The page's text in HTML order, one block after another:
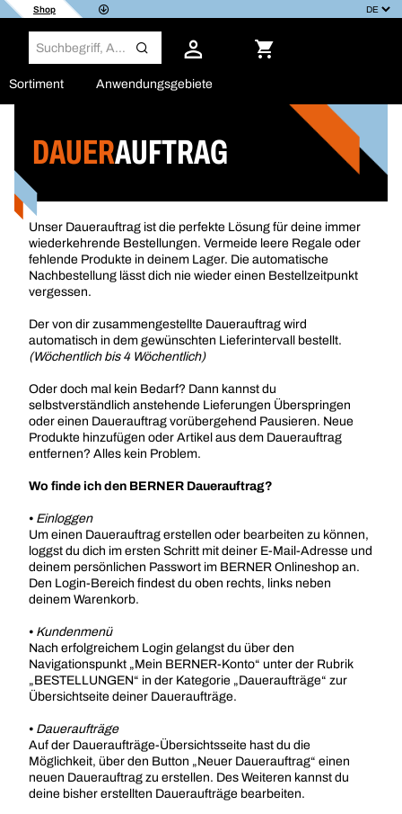
Shop
Sortiment Anwendungsgebiete
DAUERAUFTRAG
Unser Dauerauftrag ist die perfekte Lösung für deine immer
wiederkehrende Bestellungen. Vermeide leere Regale oder
fehlende Produkte in deinem Lager. Die automatische
Nachbestellung lässt dich nie wieder einen Bestellzeitpunkt
vergessen.
Der von dir zusammengestellte Dauerauftrag wird
automatisch in dem gewünschten Lieferintervall bestellt.
(Wöchentlich bis 4 Wöchentlich)
Oder doch mal kein Bedarf? Dann kannst du
selbstverständlich anstehende Lieferungen Überspringen
oder einen Dauerauftrag vorübergehend Pausieren. Neue
Produkte hinzufügen oder Artikel aus dem Dauerauftrag
entfernen? Alles kein Problem.
Wo finde ich den BERNER Dauerauftrag?
⦁ Einloggen
Um einen Dauerauftrag erstellen oder bearbeiten zu können,
loggst du dich im ersten Schritt mit deiner E-Mail-Adresse und
deinem persönlichen Passwort im BERNER Onlineshop an.
Den Login-Bereich findest du oben rechts, links neben
deinem Warenkorb.
⦁ Kundenmenü
Nach erfolgreichem Login gelangst du über den
Navigationspunkt „Mein BERNER-Konto“ unter der Rubrik
„BESTELLUNGEN“ in der Kategorie „Daueraufträge“ zur
Übersichtseite deiner Daueraufträge.
⦁ Daueraufträge
Auf der Daueraufträge-Übersichtsseite hast du die
Möglichkeit, über den Button „Neuer Dauerauftrag“ einen
neuen Dauerauftrag zu erstellen. Des Weiteren kannst du
deine bisher erstellten Daueraufträge bearbeiten.